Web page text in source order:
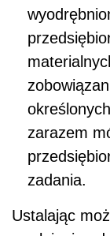
zarazem
zadania.
Ustalając